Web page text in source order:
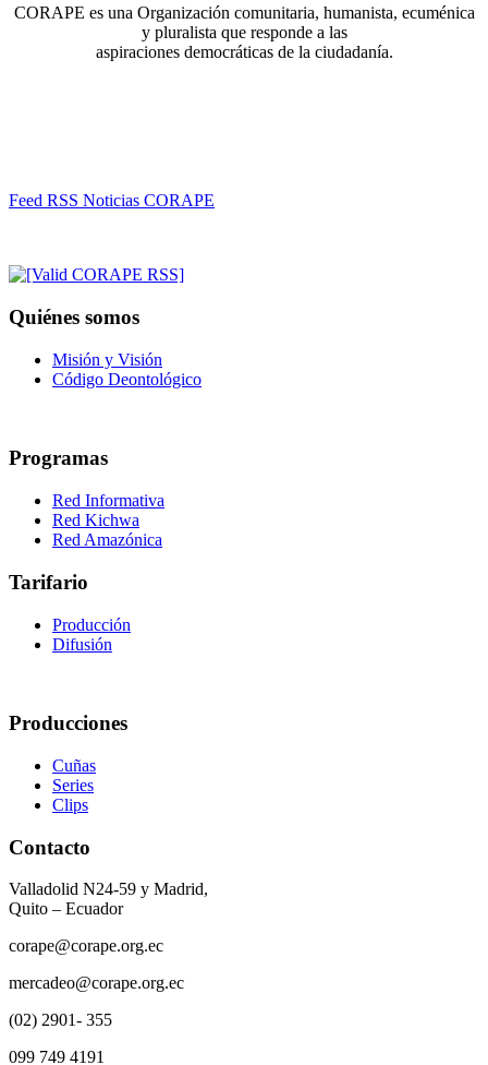
CORAPE es una Organización comunitaria, humanista, ecuménica
y pluralista que responde a las
aspiraciones democráticas de la ciudadanía.
Feed RSS Noticias CORAPE
Quiénes somos
Misión y Visión
Código Deontológico
Programas
Red Informativa
Red Kichwa
Red Amazónica
Tarifario
Producción
Difusión
Producciones
Cuñas
Series
Clips
Contacto
Valladolid N24-59 y Madrid,
Quito – Ecuador
corape@corape.org.ec
mercadeo@corape.org.ec
(02) 2901- 355
099 749 4191